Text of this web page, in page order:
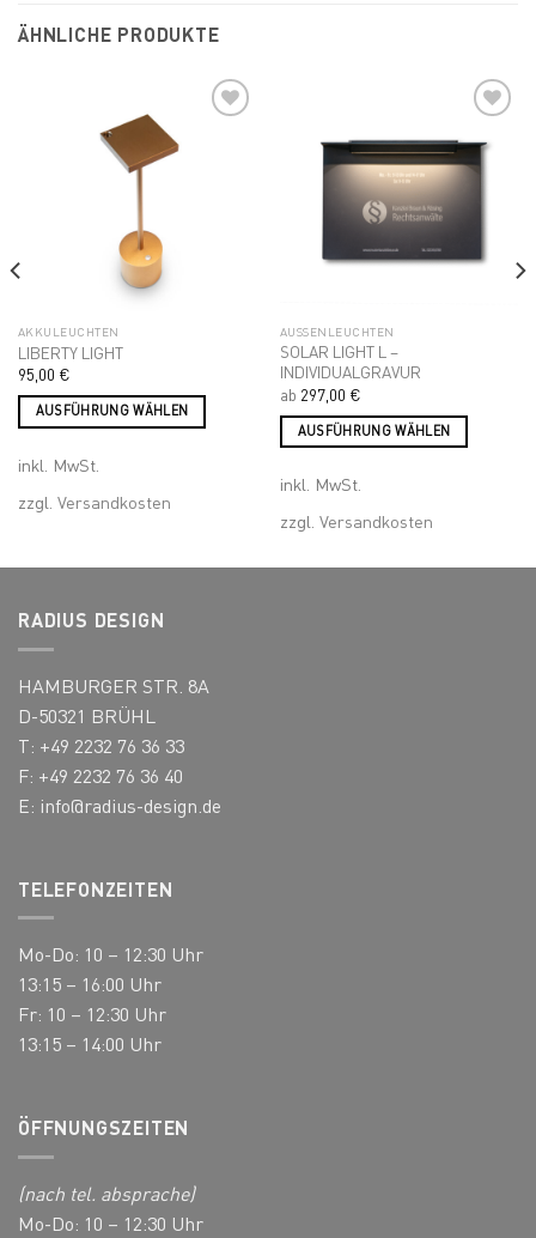
Die
ÄHNLICHE PRODUKTE
AKKULEUCHTEN
LIBERTY LIGHT
95,00 €
AUSFÜHRUNG WÄHLEN
Produkt
mehrere
auf.
Optionen
der
Produktseite
gewählt
werden
inkl. MwSt.
zzgl. Versandkosten
Add to
AUSSENLEUCHTEN
SOLAR LIGHT L –
INDIVIDUALGRAVUR
ab 297,00 €
AUSFÜHRUNG WÄHLEN
Produkt
mehrere
inkl. MwSt.
zzgl. Versandkosten
RADIUS DESIGN
HAMBURGER STR. 8A
D-50321 BRÜHL
T: +49 2232 76 36 33
F: +49 2232 76 36 40
E: info@radius-design.de
TELEFONZEITEN
Mo-Do: 10 – 12:30 Uhr
13:15 – 16:00 Uhr
Fr: 10 – 12:30 Uhr
13:15 – 14:00 Uhr
ÖFFNUNGSZEITEN
(nach tel. absprache)
Mo-Do: 10 – 12:30 Uhr